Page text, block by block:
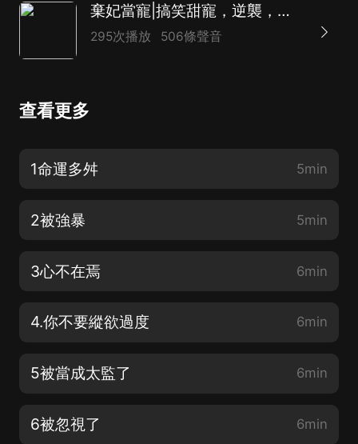
棄妃當寵|搞笑甜寵，逆襲，重生權謀
295次播放 506條聲音
查看更多
1命運多舛 5min
2被強暴 5min
3心不在焉 6min
4.你不要縱欲過度 6min
5被當成太監了 6min
6被忽視了 6min